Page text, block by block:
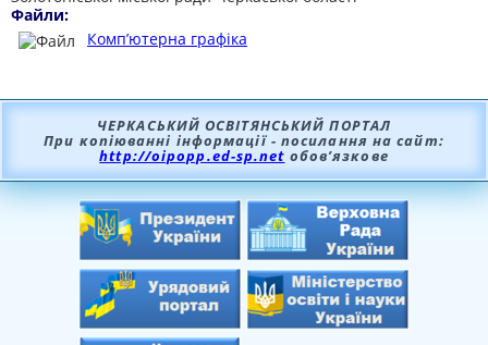
Файли:
Комп’ютерна графіка
ЧЕРКАСЬКИЙ ОСВІТЯНСЬКИЙ ПОРТАЛ
При копіюванні інформації - посилання на сайт:
http://oipopp.ed-sp.net обов’язкове